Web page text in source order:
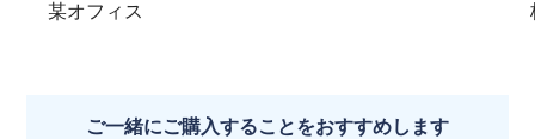
某オフィス
ご一緒にご購入することをおすすめします